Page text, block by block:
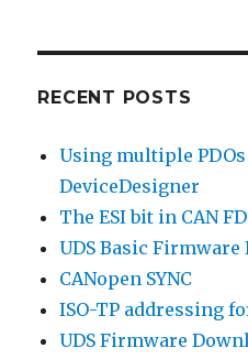
RECENT POSTS
Using multiple
DeviceDesigner
The ESI bit in CAN
UDS Basic Firmware
CANopen SYNC
ISO-TP addressing
UDS Firmware